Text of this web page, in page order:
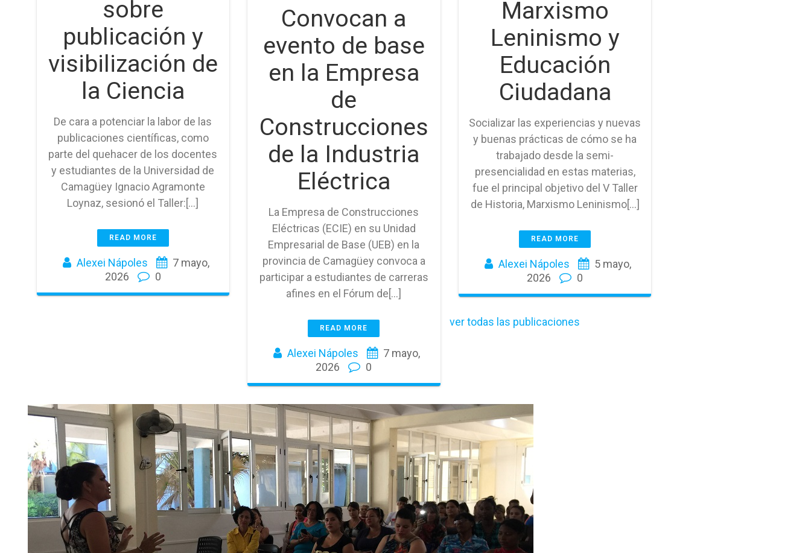
sobre
publicación y
visibilización de
la Ciencia
De cara a potenciar la labor de las
publicaciones científicas, como
parte del quehacer de los docentes
y estudiantes de la Universidad de
Camagüey Ignacio Agramonte
Loynaz, sesionó el Taller:[…]
READ MORE
Alexei Nápoles
7 mayo,
2026
0
Convocan a
evento de base
en la Empresa
de
Construcciones
de la Industria
Eléctrica
La Empresa de Construcciones
Eléctricas (ECIE) en su Unidad
Empresarial de Base (UEB) en la
provincia de Camagüey convoca a
participar a estudiantes de carreras
afines en el Fórum de[…]
READ MORE
Alexei Nápoles
7 mayo,
2026
0
Marxismo
Leninismo y
Educación
Ciudadana
Socializar las experiencias y nuevas
y buenas prácticas de cómo se ha
trabajado desde la semi-
presencialidad en estas materias,
fue el principal objetivo del V Taller
de Historia, Marxismo Leninismo[…]
READ MORE
Alexei Nápoles
5 mayo,
2026
0
ver todas las publicaciones